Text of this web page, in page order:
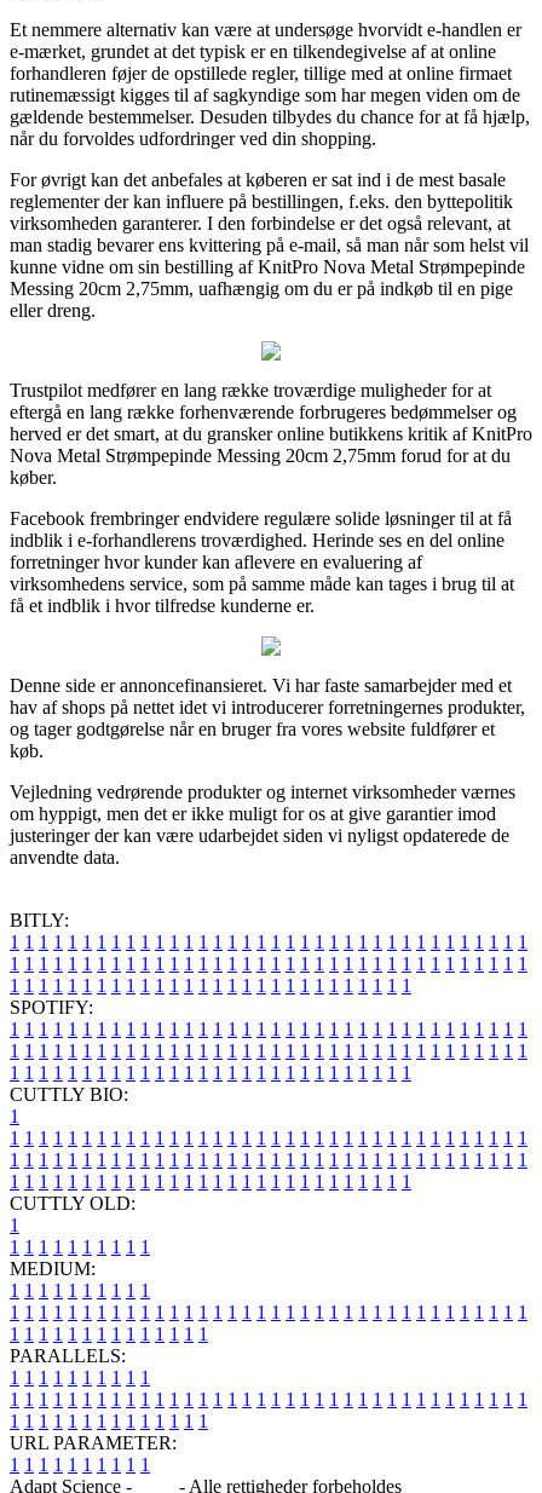
Et nemmere alternativ kan være at undersøge hvorvidt e-handlen er
e-mærket, grundet at det typisk er en tilkendegivelse af at online
forhandleren føjer de opstillede regler, tillige med at online firmaet
rutinemæssigt kigges til af sagkyndige som har megen viden om de
gældende bestemmelser. Desuden tilbydes du chance for at få hjælp,
når du forvoldes udfordringer ved din shopping.
For øvrigt kan det anbefales at køberen er sat ind i de mest basale
reglementer der kan influere på bestillingen, f.eks. den byttepolitik
virksomheden garanterer. I den forbindelse er det også relevant, at
man stadig bevarer ens kvittering på e-mail, så man når som helst vil
kunne vidne om sin bestilling af KnitPro Nova Metal Strømpepinde
Messing 20cm 2,75mm, uafhængig om du er på indkøb til en pige
eller dreng.
Trustpilot medfører en lang række troværdige muligheder for at
eftergå en lang række forhenværende forbrugeres bedømmelser og
herved er det smart, at du gransker online butikkens kritik af KnitPro
Nova Metal Strømpepinde Messing 20cm 2,75mm forud for at du
køber.
Facebook frembringer endvidere regulære solide løsninger til at få
indblik i e-forhandlerens troværdighed. Herinde ses en del online
forretninger hvor kunder kan aflevere en evaluering af
virksomhedens service, som på samme måde kan tages i brug til at
få et indblik i hvor tilfredse kunderne er.
Denne side er annoncefinansieret. Vi har faste samarbejder med et
hav af shops på nettet idet vi introducerer forretningernes produkter,
og tager godtgørelse når en bruger fra vores website fuldfører et
køb.
Vejledning vedrørende produkter og internet virksomheder værnes
om hyppigt, men det er ikke muligt for os at give garantier imod
justeringer der kan være udarbejdet siden vi nyligst opdaterede de
anvendte data.
BITLY:
1 1 1 1 1 1 1 1 1 1 1 1 1 1 1 1 1 1 1 1 1 1 1 1 1 1 1 1 1 1 1 1 1 1 1 1
1 1 1 1 1 1 1 1 1 1 1 1 1 1 1 1 1 1 1 1 1 1 1 1 1 1 1 1 1 1 1 1 1 1 1 1
1 1 1 1 1 1 1 1 1 1 1 1 1 1 1 1 1 1 1 1 1 1 1 1 1 1 1 1
SPOTIFY:
1 1 1 1 1 1 1 1 1 1 1 1 1 1 1 1 1 1 1 1 1 1 1 1 1 1 1 1 1 1 1 1 1 1 1 1
1 1 1 1 1 1 1 1 1 1 1 1 1 1 1 1 1 1 1 1 1 1 1 1 1 1 1 1 1 1 1 1 1 1 1 1
1 1 1 1 1 1 1 1 1 1 1 1 1 1 1 1 1 1 1 1 1 1 1 1 1 1 1 1
CUTTLY BIO:
1
1 1 1 1 1 1 1 1 1 1 1 1 1 1 1 1 1 1 1 1 1 1 1 1 1 1 1 1 1 1 1 1 1 1 1 1
1 1 1 1 1 1 1 1 1 1 1 1 1 1 1 1 1 1 1 1 1 1 1 1 1 1 1 1 1 1 1 1 1 1 1 1
1 1 1 1 1 1 1 1 1 1 1 1 1 1 1 1 1 1 1 1 1 1 1 1 1 1 1 1
CUTTLY OLD:
1
1 1 1 1 1 1 1 1 1 1
MEDIUM:
1 1 1 1 1 1 1 1 1 1
1 1 1 1 1 1 1 1 1 1 1 1 1 1 1 1 1 1 1 1 1 1 1 1 1 1 1 1 1 1 1 1 1 1 1 1
1 1 1 1 1 1 1 1 1 1 1 1 1 1
PARALLELS:
1 1 1 1 1 1 1 1 1 1
1 1 1 1 1 1 1 1 1 1 1 1 1 1 1 1 1 1 1 1 1 1 1 1 1 1 1 1 1 1 1 1 1 1 1 1
1 1 1 1 1 1 1 1 1 1 1 1 1 1
URL PARAMETER:
1 1 1 1 1 1 1 1 1 1
Adapt Science -
- Alle rettigheder forbeholdes